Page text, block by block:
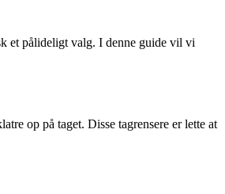
et pålideligt valg. I denne guide vil vi
op på taget. Disse tagrensere er lette at